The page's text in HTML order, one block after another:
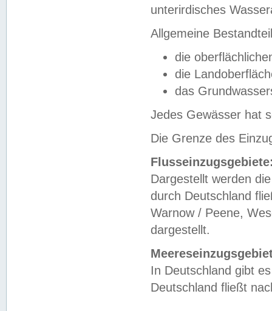
unterirdisches
Allgemeine
die
die
das
Jedes Gewässer hat
Die Grenze des
Dargestellt werden
durch Deutschland
Warnow / Peene,
dargestellt.
In Deutschland gibt
Deutschland fließt